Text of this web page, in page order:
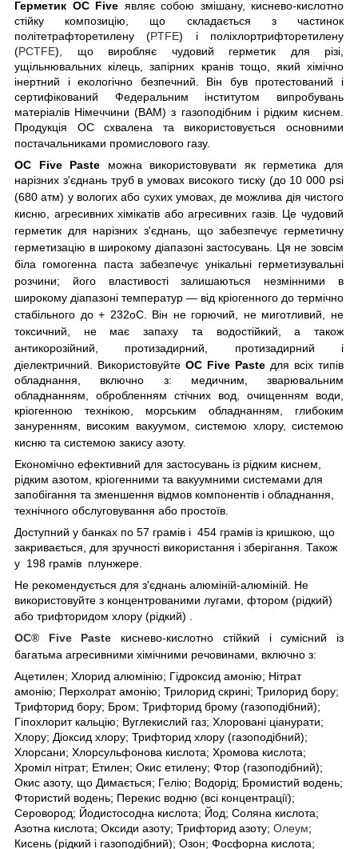
Герметик OC Five являє собою змішану, киснево-кислотно
стійку композицію, що складається з частинок
політетрафторетилену (PTFE) і поліхлортрифторетилену
(PCTFE), що виробляє чудовий герметик для різі,
ущільнювальних кілець, запірних кранів тощо, який хімічно
інертний і екологічно безпечний. Він був протестований і
сертифікований Федеральним інститутом випробувань
матеріалів Німеччини (BAM) з газоподібним і рідким киснем.
Продукція OC схвалена та використовується основними
постачальниками промислового газу.
OC Five Paste можна використовувати як герметика для
нарізних з'єднань труб в умовах високого тиску (до 10 000 psi
(680 атм) у вологих або сухих умовах, де можлива дія чистого
кисню, агресивних хімікатів або агресивних газів. Це чудовий
герметик для нарізних з'єднань, що забезпечує герметичну
герметизацію в широкому діапазоні застосувань. Ця не зовсім
біла гомогенна паста забезпечує унікальні герметизувальні
розчини; його властивості залишаються незмінними в
широкому діапазоні температур — від кріогенного до термічно
стабільного до + 232oС. Він не горючий, не миготливий, не
токсичний, не має запаху та водостійкий, а також
антикорозійний, протизадирний, протизадирний і
діелектричний. Використовуйте OC Five Paste для всіх типів
обладнання, включно з: медичним, зварювальним
обладнанням, обробленням стічних вод, очищенням води,
кріогенною технікою, морським обладнанням, глибоким
зануренням, високим вакуумом, системою хлору, системою
кисню та системою закису азоту.
Економічно ефективний для застосувань із рідким киснем,
рідким азотом, кріогенними та вакуумними системами для
запобігання та зменшення відмов компонентів і обладнання,
технічного обслуговування або простоїв.
Доступний у банках по 57 грамів і 454 грамів із кришкою, що
закривається, для зручності використання і зберігання. Також
у 198 грамів плунжере.
Не рекомендується для з'єднань алюміній-алюміній. Не
використовуйте з концентрованими лугами, фтором (рідкий)
або трифторидом хлору (рідкий) .
OC® Five Paste киснево-кислотно стійкий і сумісний із
багатьма агресивними хімічними речовинами, включно з:
Ацетилен; Хлорид алюмінію; Гідроксид амонію; Нітрат
амонію; Перхолрат амонію; Трилорид скрині; Трилорид бору;
Трифторид бору; Бром; Трифторид брому (газоподібний);
Гіпохлорит кальцію; Вуглекислий газ; Хлоровані ціанурати;
Хлору; Діоксид хлору; Трифторид хлору (газоподібний);
Хлорсани; Хлорсульфонова кислота; Хромова кислота;
Хроміл нітрат; Етилен; Окис етилену; Фтор (газоподібний);
Окис азоту, що Димається; Гелію; Водорід; Бромистий водень;
Фтористий водень; Перекис водню (всі концентрації);
Серовород; Йодистосодна кислота; Йод; Соляна кислота;
Азотна кислота; Оксиди азоту; Трифторид азоту; Олеум;
Кисень (рідкий і газоподібний); Озон; Фосфорна кислота;